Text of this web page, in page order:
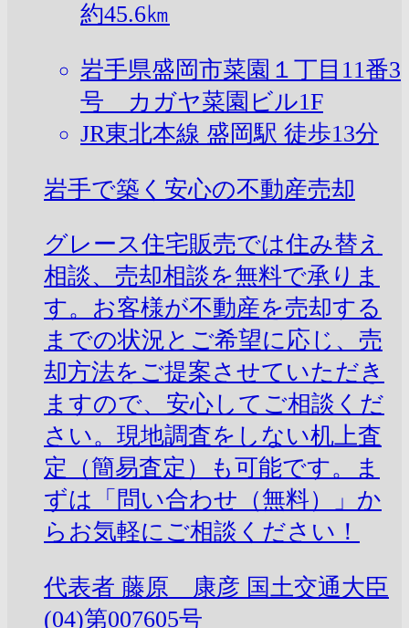
約45.6㎞
岩手県盛岡市菜園１丁目11番3
号 カガヤ菜園ビル1F
JR東北本線 盛岡駅 徒歩13分
岩手で築く安心の不動産売却
グレース住宅販売では住み替え
相談、売却相談を無料で承りま
す。お客様が不動産を売却する
までの状況とご希望に応じ、売
却方法をご提案させていただき
ますので、安心してご相談くだ
さい。現地調査をしない机上査
定（簡易査定）も可能です。ま
ずは「問い合わせ（無料）」か
らお気軽にご相談ください！
代表者 藤原 康彦 国土交通大臣
(04)第007605号